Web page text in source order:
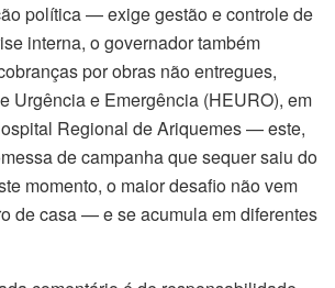
política — exige gestão e controle de
interna, o governador também
por obras não entregues,
Urgência e Emergência (HEURO), em
Regional de Ariquemes — este,
de campanha que sequer saiu do
momento, o maior desafio não vem
de casa — e se acumula em diferentes